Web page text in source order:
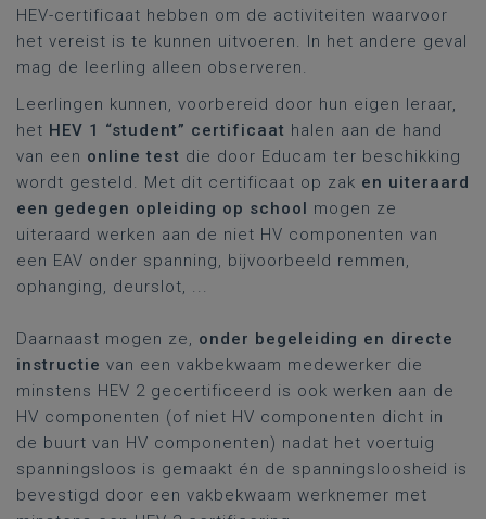
HEV-certificaat hebben om de activiteiten waarvoor
het vereist is te kunnen uitvoeren. In het andere geval
mag de leerling alleen observeren.
Leerlingen kunnen, voorbereid door hun eigen leraar,
het HEV 1 “student” certificaat halen aan de hand
van een online test die door Educam ter beschikking
wordt gesteld. Met dit certificaat op zak en uiteraard
een gedegen opleiding op school mogen ze
uiteraard werken aan de niet HV componenten van
een EAV onder spanning, bijvoorbeeld remmen,
ophanging, deurslot, ...
Daarnaast mogen ze, onder begeleiding en directe
instructie van een vakbekwaam medewerker die
minstens HEV 2 gecertificeerd is ook werken aan de
HV componenten (of niet HV componenten dicht in
de buurt van HV componenten) nadat het voertuig
spanningsloos is gemaakt én de spanningsloosheid is
bevestigd door een vakbekwaam werknemer met